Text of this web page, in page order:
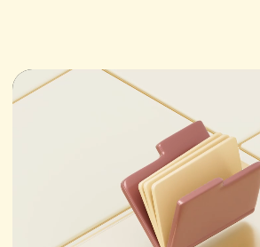
консультацию
Оставьте свои данные — мы
свяжемся с вами в течение рабочего